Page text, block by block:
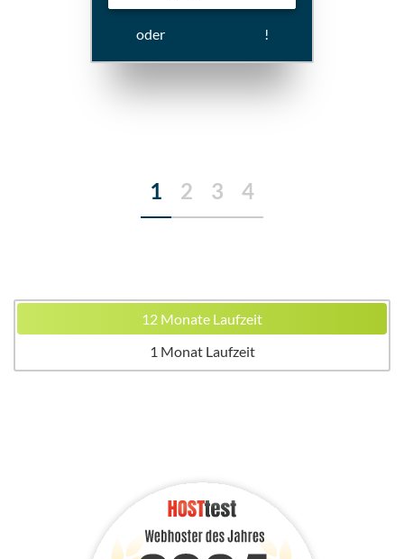
oder !
1 2 3 4
12 Monate Laufzeit
1 Monat Laufzeit